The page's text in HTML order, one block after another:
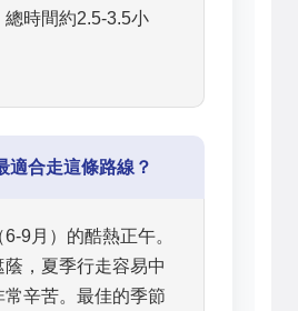
總時間約2.5-3.5小
適合走這條路線？
9月）的酷熱正午。
，夏季行走容易中
常辛苦。最佳的季節